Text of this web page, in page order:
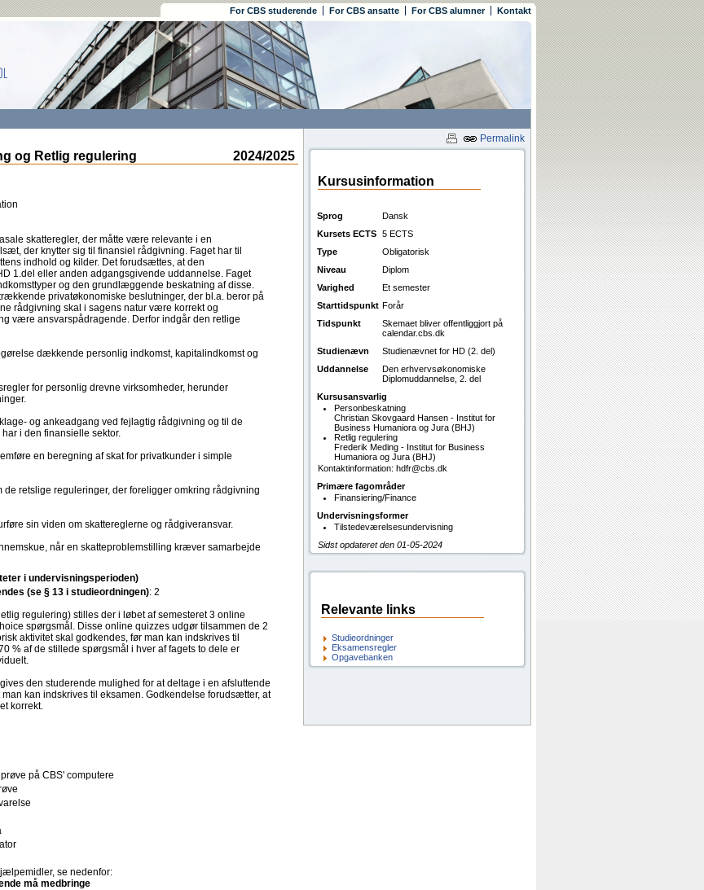
For CBS studerende For CBS ansatte For CBS alumner Kontakt
Permalink
2024/2025
og Retlig regulering
skatteregler, der måtte være relevante i en
der knytter sig til finansiel rådgivning. Faget har til
indhold og kilder. Det forudsættes, at den
1.del eller anden adgangsgivende uddannelse. Faget
og den grundlæggende beskatning af disse.
privatøkonomiske beslutninger, der bl.a. beror på
rådgivning skal i sagens natur være korrekt og
være ansvarspådragende. Derfor indgår den retlige
dækkende personlig indkomst, kapitalindkomst og
for personlig drevne virksomheder, herunder
og ankeadgang ved fejlagtig rådgivning og til de
i den finansielle sektor.
en beregning af skat for privatkunder i simple
retslige reguleringer, der foreligger omkring rådgivning
sin viden om skattereglerne og rådgiveransvar.
når en skatteproblemstilling kræver samarbejde
i undervisningsperioden)
(se § 13 i studieordningen): 2
regulering) stilles der i løbet af semesteret 3 online
spørgsmål. Disse online quizzes udgør tilsammen de 2
aktivitet skal godkendes, før man kan indskrives til
% af de stillede spørgsmål i hver af fagets to dele er
den studerende mulighed for at deltage i en afsluttende
kan indskrives til eksamen. Godkendelse forudsætter, at
korrekt.
på CBS' computere
se nedenfor:
må medbringe
Kursusinformation
Sprog
Dansk
Kursets ECTS 5 ECTS
Type
Obligatorisk
Niveau
Diplom
Varighed
Et semester
Starttidspunkt Forår
Tidspunkt
Skemaet bliver offentliggjort på
calendar.cbs.dk
Studienævn
Studienævnet for HD (2. del)
Uddannelse
Den erhvervsøkonomiske
Diplomuddannelse, 2. del
Kursusansvarlig
Personbeskatning
Christian Skovgaard Hansen - Institut for
Business Humaniora og Jura (BHJ)
Retlig regulering
Frederik Meding - Institut for Business
Humaniora og Jura (BHJ)
Kontaktinformation: hdfr@cbs.dk
Primære fagområder
Finansiering/Finance
Undervisningsformer
Tilstedeværelsesundervisning
Sidst opdateret den 01-05-2024
Relevante links
Studieordninger
Eksamensregler
Opgavebanken